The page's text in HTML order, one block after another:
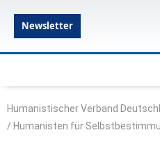
Inhalt
springen
Newsletter
Humanistischer Verband
/ Humanisten für